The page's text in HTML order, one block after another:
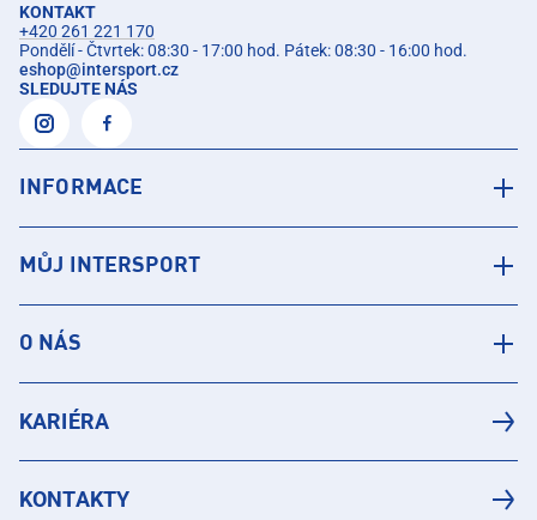
KONTAKT
+420 261 221 170
Pondělí - Čtvrtek: 08:30 - 17:00 hod. Pátek: 08:30 - 16:00 hod.
eshop@intersport.cz
SLEDUJTE NÁS
INFORMACE
MŮJ INTERSPORT
O NÁS
KARIÉRA
KONTAKTY